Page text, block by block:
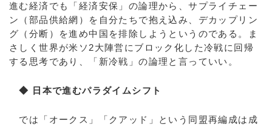
進む経済でも「経済安保」の論理から、サプライチェー
ン（部品供給網）を自分たちで抱え込み、デカップリン
グ（分断）を進め中国を排除しようというのである。ま
さしく世界が米ソ2大陣営にブロック化した冷戦に回帰
する思考であり、「新冷戦」の論理と言っていい。
◆ 日本で進むパラダイムシフト
では「オークス」「クアッド」という同盟再編成は成